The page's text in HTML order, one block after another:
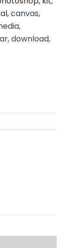
canvas,
download,